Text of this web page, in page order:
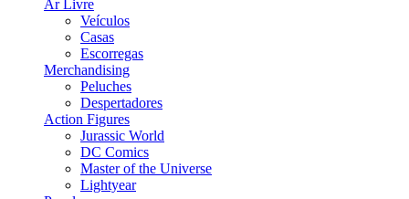
Ar Livre
Veículos
Casas
Escorregas
Merchandising
Peluches
Despertadores
Action Figures
Jurassic World
DC Comics
Master of the Universe
Lightyear